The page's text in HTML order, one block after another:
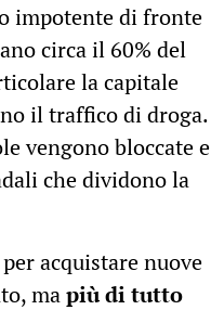
impotente di fronte
circa il 60% del
la capitale
il traffico di droga.
vengono bloccate e
che dividono la
acquistare nuove
mapiù di tutto